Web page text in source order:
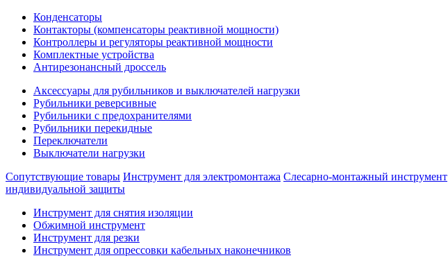
Конденсаторы
Контакторы (компенсаторы реактивной мощности)
Контроллеры и регуляторы реактивной мощности
Комплектные устройства
Антирезонансный дроссель
Аксессуары для рубильников и выключателей нагрузки
Рубильники реверсивные
Рубильники с предохранителями
Рубильники перекидные
Переключатели
Выключатели нагрузки
Сопутствующие товары Инструмент для электромонтажа Слесарно-монтажный инструмент
индивидуальной защиты
Инструмент для снятия изоляции
Обжимной инструмент
Инструмент для резки
Инструмент для опрессовки кабельных наконечников